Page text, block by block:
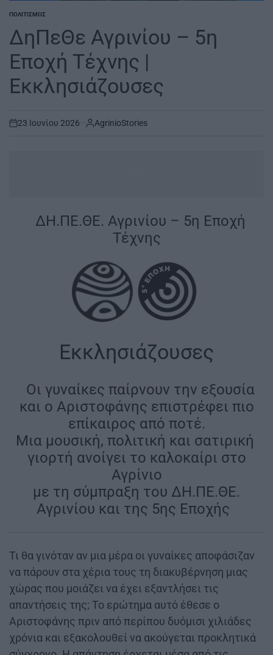
POSTED
ΠΟΛΙΤΙΣΜΌΣ
ΔηΠεΘε Αγρινίου – 5η
Εποχή Τέχνης |
Εκκλησιάζουσες
on
23 Ιουνίου 2026 AgrinioStories
ΔΗ.ΠΕ.ΘΕ. Αγρινίου – 5η Εποχή
Τέχνης
Εκκλησιάζουσες
Οι γυναίκες παίρνουν την εξουσία
και ο Αριστοφάνης επιστρέφει πιο
επίκαιρος από ποτέ.
Μια μουσική, πολιτική και σατιρική
γιορτή ανοίγει το καλοκαίρι στο
Αγρίνιο
με τη σύμπραξη του ΔΗ.ΠΕ.ΘΕ.
Αγρινίου και της 5ης Εποχής
Τι θα γινόταν αν μια μέρα οι γυναίκες αποφάσιζαν
να πάρουν στα χέρια τους τη διακυβέρνηση μιας
χώρας που μοιάζει να έχει εξαντλήσει τις
απαντήσεις της; Το ερώτημα αυτό έθεσε ο
Αριστοφάνης πριν από περίπου δυόμισι χιλιάδες
χρόνια και εξακολουθεί να ακούγεται προκλητικά